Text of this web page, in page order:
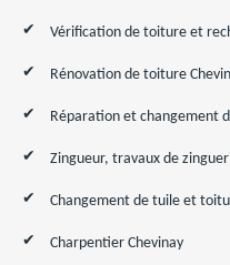
Vérification de toiture et
Rénovation de toiture
Réparation et changement
Zingueur, travaux de
Changement de tuile et
Charpentier Chevinay